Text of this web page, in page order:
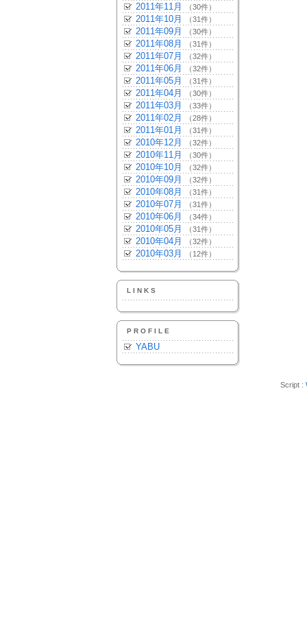
2011年11月 （30件）
2011年10月 （31件）
2011年09月 （30件）
2011年08月 （31件）
2011年07月 （32件）
2011年06月 （32件）
2011年05月 （31件）
2011年04月 （30件）
2011年03月 （33件）
2011年02月 （28件）
2011年01月 （31件）
2010年12月 （32件）
2010年11月 （30件）
2010年10月 （32件）
2010年09月 （32件）
2010年08月 （31件）
2010年07月 （31件）
2010年06月 （34件）
2010年05月 （31件）
2010年04月 （32件）
2010年03月 （12件）
LINKS
PROFILE
YABU
Script :